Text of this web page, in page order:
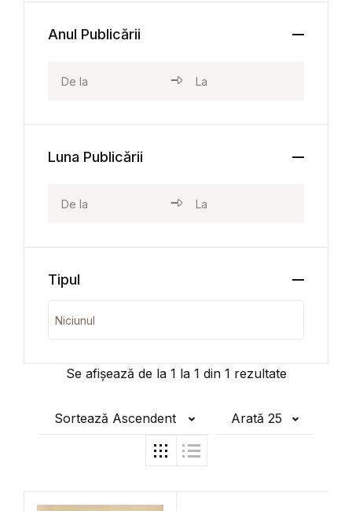
Se afișează de la 1 la 1 din 1 rezultate
Sortează Ascendent Arată 25
Anul Publicării
Luna Publicării
Tipul